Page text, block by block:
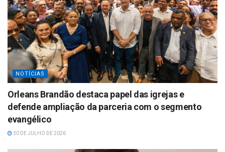
NOTÍCIAS
Orleans Brandão destaca papel das igrejas e
defende ampliação da parceria com o segmento
evangélico
30 DE JULHO DE 2026